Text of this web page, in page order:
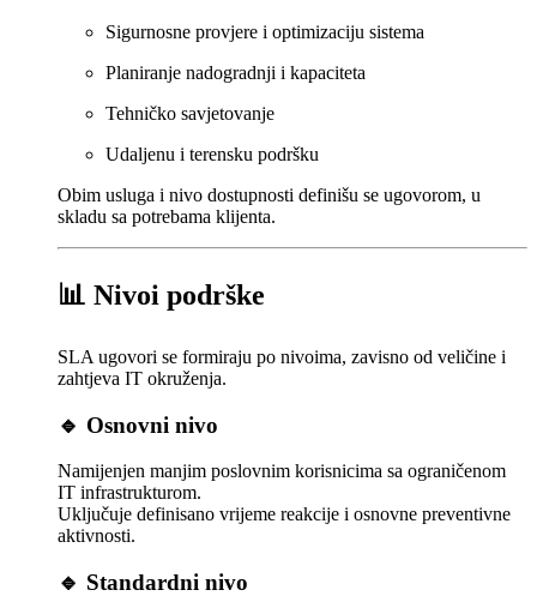
Sigurnosne provjere i optimizaciju sistema
Planiranje nadogradnji i kapaciteta
Tehničko savjetovanje
Udaljenu i terensku podršku
Obim usluga i nivo dostupnosti definišu se ugovorom, u
skladu sa potrebama klijenta.
📊 Nivoi podrške
SLA ugovori se formiraju po nivoima, zavisno od veličine i
zahtjeva IT okruženja.
🔹 Osnovni nivo
Namijenjen manjim poslovnim korisnicima sa ograničenom
IT infrastrukturom.
Uključuje definisano vrijeme reakcije i osnovne preventivne
aktivnosti.
🔹 Standardni nivo